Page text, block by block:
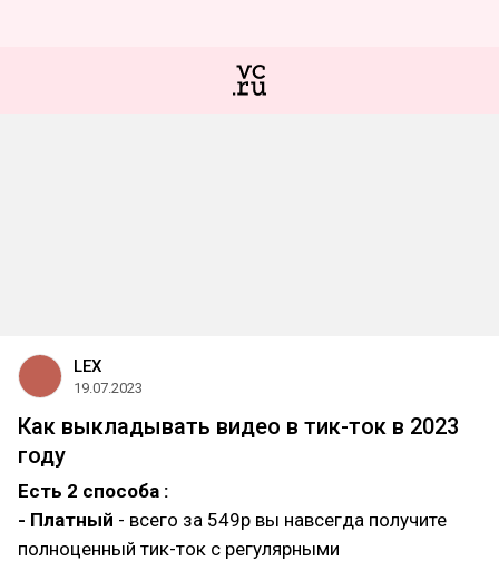
LEX
19.07.2023
Как выкладывать видео в тик-ток в 2023
году
Есть 2 способа :
- Платный - всего за 549р вы навсегда получите
полноценный тик-ток с регулярными